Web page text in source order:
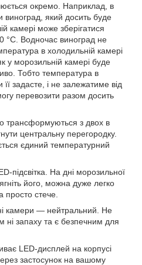
окремо. Наприклад, в
виноград, який досить буде
камері може зберігатися
°C. Водночас виноград не
в холодильній камері
у морозильній камері буде
Тобто температура в
задасте, і не залежатиме від
перевозити разом досить
трансформуються з двох в
центральну перегородку.
єдиний температурний
підсвітка. На дні морозильної
його, можна дуже легко
стече.
камери — нейтральний. Не
ні запаху та є безпечним для
LED-дисплей на корпусі
застосунок на вашому